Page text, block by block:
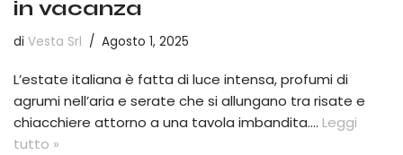
in vacanza
di Vesta Srl Agosto 1, 2025
L’estate italiana è fatta di luce intensa, profumi di
agrumi nell’aria e serate che si allungano tra risate e
chiacchiere attorno a una tavola imbandita.… Leggi
tutto »